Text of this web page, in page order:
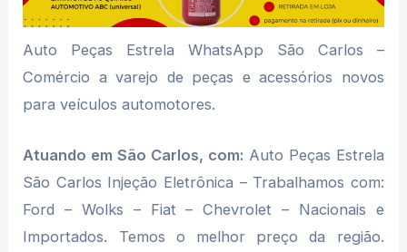
Auto Peças Estrela WhatsApp São Carlos –
Comércio a varejo de peças e acessórios novos
para veículos automotores.
Atuando em São Carlos, com: Auto Peças Estrela
São Carlos Injeção Eletrônica – Trabalhamos com:
Ford – Wolks – Fiat – Chevrolet – Nacionais e
Importados. Temos o melhor preço da região.